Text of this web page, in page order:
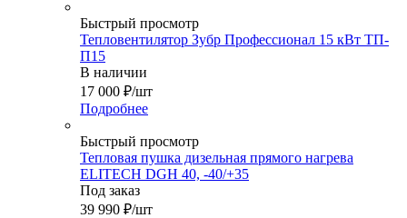
Быстрый просмотр
Тепловентилятор Зубр Профессионал 15 кВт ТП-
П15
В наличии
17 000 ₽/шт
Подробнее
Быстрый просмотр
Тепловая пушка дизельная прямого нагрева
ELITECH DGH 40, -40/+35
Под заказ
39 990 ₽/шт